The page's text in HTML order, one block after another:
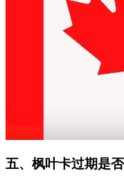
五、枫叶卡过期是